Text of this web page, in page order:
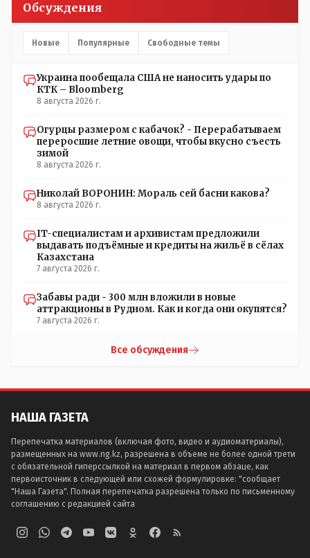
Обсуждения
Новые Популярные Свободные темы
Украина пообещала США не наносить удары по
КТК – Bloomberg
8 августа 2026 г.
Огурцы размером с кабачок? - Перерабатываем
переросшие летние овощи, чтобы вкусно съесть
зимой
8 августа 2026 г.
Николай ВОРОНИН: Мораль сей басни какова?
8 августа 2026 г.
IT-специалистам и архивистам предложили
выдавать подъёмные и кредиты на жильё в сёлах
Казахстана
7 августа 2026 г.
Забавы ради - 300 млн вложили в новые
аттракционы в Рудном. Как и когда они окупятся?
7 августа 2026 г.
Все обсуждения
НАША ГАЗЕТА
Перепечатка материалов (включая фото, видео и аудиоматериалы),
размещенных на www.ng.kz, разрешена в объеме не более одной трети
с обязательной гиперссылкой на материал в первом абзаце, как
первоисточник в следующей или схожей формулировке: "сообщает
"Наша Газета". Полная перепечатка разрешена только по письменному
соглашению с редакцией сайта